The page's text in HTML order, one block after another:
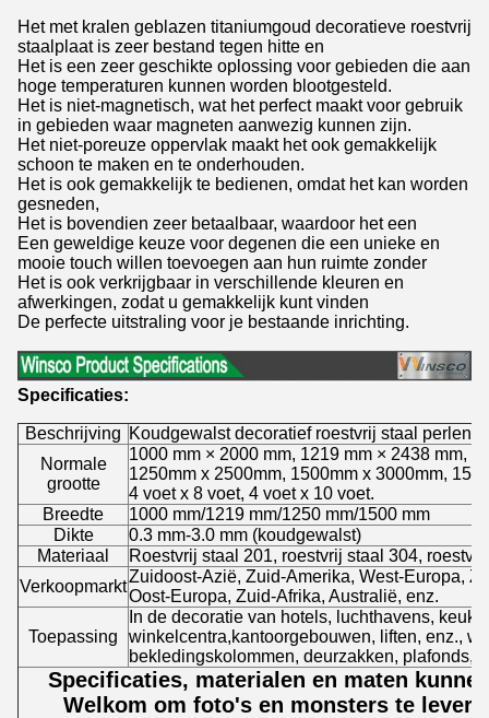
Het met kralen geblazen titaniumgoud decoratieve roestvrij
staalplaat is zeer bestand tegen hitte en
Het is een zeer geschikte oplossing voor gebieden die aan
hoge temperaturen kunnen worden blootgesteld.
Het is niet-magnetisch, wat het perfect maakt voor gebruik
in gebieden waar magneten aanwezig kunnen zijn.
Het niet-poreuze oppervlak maakt het ook gemakkelijk
schoon te maken en te onderhouden.
Het is ook gemakkelijk te bedienen, omdat het kan worden
gesneden,
Het is bovendien zeer betaalbaar, waardoor het een
Een geweldige keuze voor degenen die een unieke en
mooie touch willen toevoegen aan hun ruimte zonder
Het is ook verkrijgbaar in verschillende kleuren en
afwerkingen, zodat u gemakkelijk kunt vinden
De perfecte uitstraling voor je bestaande inrichting.
Specificaties:
Beschrijving Koudgewalst decoratief roestvrij staal perlen
Normale
grootte
1000 mm × 2000 mm, 1219 mm × 2438 mm,
1250mm x 2500mm, 1500mm x 3000mm,
4 voet x 8 voet, 4 voet x 10 voet.
Breedte
1000 mm/1219 mm/1250 mm/1500 mm
Dikte
0.3 mm-3.0 mm (koudgewalst)
Materiaal
Roestvrij staal 201, roestvrij staal 304,
Verkoopmarkt
Zuidoost-Azië, Zuid-Amerika, West-Europa,
Oost-Europa, Zuid-Afrika, Australië, enz.
Toepassing
In de decoratie van hotels, luchthavens,
winkelcentra,kantoorgebouwen, liften, enz.,
bekledingskolommen, deurzakken, plafonds,
Specificaties, materialen en maten
Welkom om foto's en monsters te